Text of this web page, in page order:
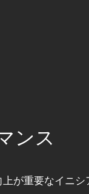
ンス
が重要なイニ